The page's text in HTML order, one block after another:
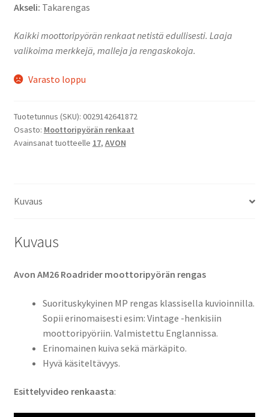
Akseli: Takarengas
Kaikki moottoripyörän renkaat netistä edullisesti. Laaja
valikoima merkkejä, malleja ja rengaskokoja.
Varasto loppu
Tuotetunnus (SKU): 0029142641872
Osasto: Moottoripyörän renkaat
Avainsanat tuotteelle 17, AVON
Kuvaus
Kuvaus
Avon AM26 Roadrider moottoripyörän rengas
Suorituskykyinen MP rengas klassisella kuvioinnilla.
Sopii erinomaisesti esim: Vintage -henkisiin
moottoripyöriin. Valmistettu Englannissa.
Erinomainen kuiva sekä märkäpito.
Hyvä käsiteltävyys.
Esittelyvideo renkaasta: